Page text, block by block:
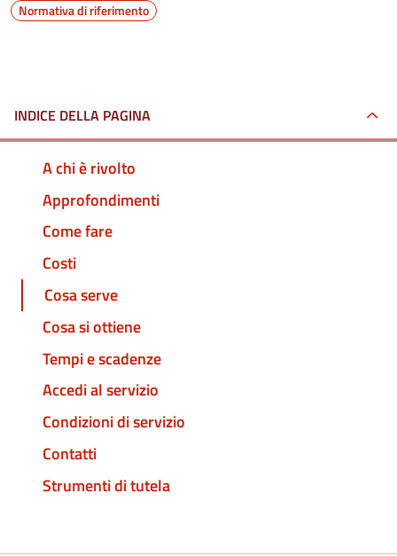
Normativa di riferimento
INDICE DELLA PAGINA
A chi è rivolto
Approfondimenti
Come fare
Costi
Cosa serve
Cosa si ottiene
Tempi e scadenze
Accedi al servizio
Condizioni di servizio
Contatti
Strumenti di tutela